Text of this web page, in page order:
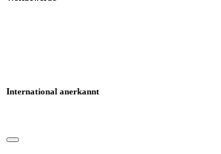
International anerkannt